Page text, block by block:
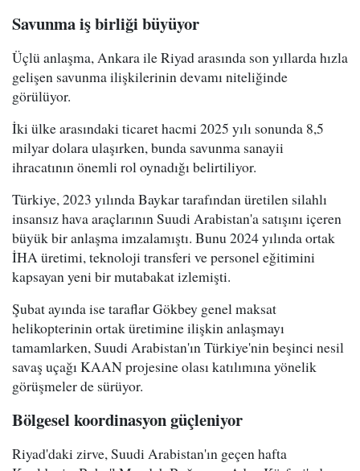
Savunma iş birliği büyüyor
Üçlü anlaşma, Ankara ile Riyad arasında son yıllarda hızla
gelişen savunma ilişkilerinin devamı niteliğinde
görülüyor.
İki ülke arasındaki ticaret hacmi 2025 yılı sonunda 8,5
milyar dolara ulaşırken, bunda savunma sanayii
ihracatının önemli rol oynadığı belirtiliyor.
Türkiye, 2023 yılında Baykar tarafından üretilen silahlı
insansız hava araçlarının Suudi Arabistan'a satışını içeren
büyük bir anlaşma imzalamıştı. Bunu 2024 yılında ortak
İHA üretimi, teknoloji transferi ve personel eğitimini
kapsayan yeni bir mutabakat izlemişti.
Şubat ayında ise taraflar Gökbey genel maksat
helikopterinin ortak üretimine ilişkin anlaşmayı
tamamlarken, Suudi Arabistan'ın Türkiye'nin beşinci nesil
savaş uçağı KAAN projesine olası katılımına yönelik
görüşmeler de sürüyor.
Bölgesel koordinasyon güçleniyor
Riyad'daki zirve, Suudi Arabistan'ın geçen hafta